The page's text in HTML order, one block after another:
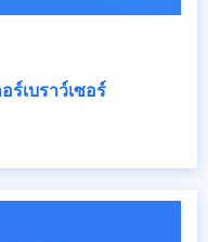
ร์เบราว์เซอร์